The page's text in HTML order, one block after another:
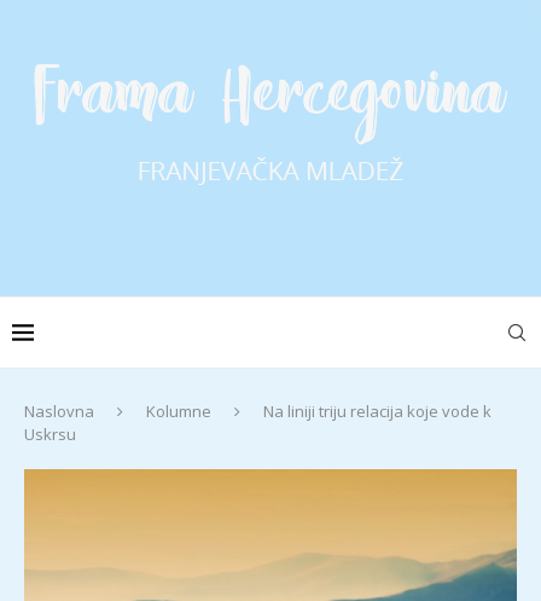
Naslovna Kolumne
Na liniji triju relacija koje vode k
Uskrsu